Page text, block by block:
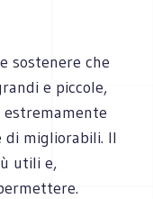
sostenere che
e piccole,
estremamente
migliorabili. Il
utili e,